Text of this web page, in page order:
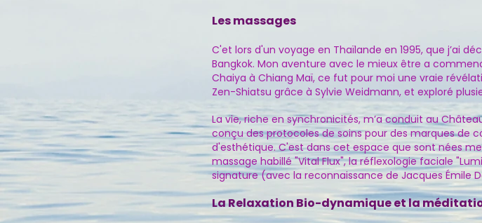
Les massages
​C'et lors d'un voyage en Thaïlande en 1995, que j’ai
Bangkok. Mon aventure avec le mieux être a
Chaiya à Chiang Maï, ce fut pour moi une vraie
Zen-Shiatsu grâce à Sylvie Weidmann, et exploré
La vie, riche en synchronicités, m’a conduit au
conçu des protocoles de soins pour des marques de
d'esthétique. C'est dans cet espace que sont nées
massage habillé "Vital Flux", la réflexologie faciale
signature (avec la reconnaissance de Jacques Émile
La Relaxation Bio-dynamique et la